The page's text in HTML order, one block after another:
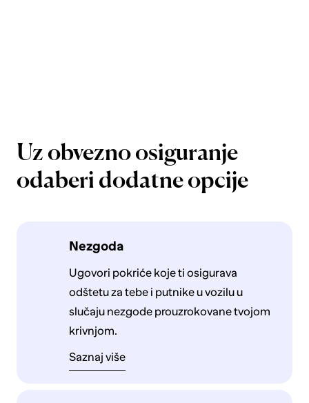
Uz obvezno osiguranje
odaberi dodatne opcije
Nezgoda
Ugovori pokriće koje ti osigurava
odštetu za tebe i putnike u vozilu u
slučaju nezgode prouzrokovane tvojom
krivnjom.
Saznaj više